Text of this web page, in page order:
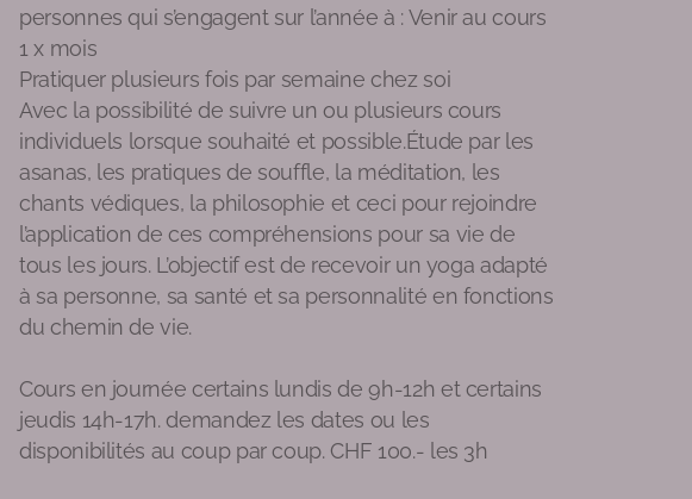
personnes qui s’engagent sur l’année à : Venir au cours
1 x mois
Pratiquer plusieurs fois par semaine chez soi
Avec la possibilité de suivre un ou plusieurs cours
individuels lorsque souhaité et possible.Étude par les
asanas, les pratiques de souffle, la méditation, les
chants védiques, la philosophie et ceci pour rejoindre
l’application de ces compréhensions pour sa vie de
tous les jours. L’objectif est de recevoir un yoga adapté
à sa personne, sa santé et sa personnalité en fonctions
du chemin de vie.
Cours en journée certains lundis de 9h-12h et certains
jeudis 14h-17h. demandez les dates ou les
disponibilités au coup par coup. CHF 100.- les 3h